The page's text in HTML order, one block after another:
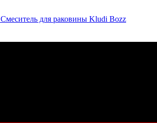
Смеситель для раковины Kludi Bozz